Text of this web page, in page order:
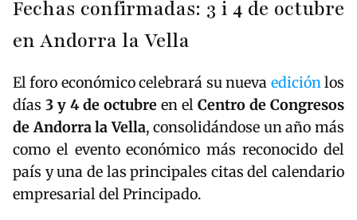
Fechas confirmadas: 3 i 4 de octubre
en Andorra la Vella
El foro económico celebrará su nueva ediciónlos
días 3 y 4 de octubre en el Centro de Congresos
de Andorra la Vella, consolidándose un año más
como el evento económico más reconocido del
país y una de las principales citas del calendario
empresarial del Principado.